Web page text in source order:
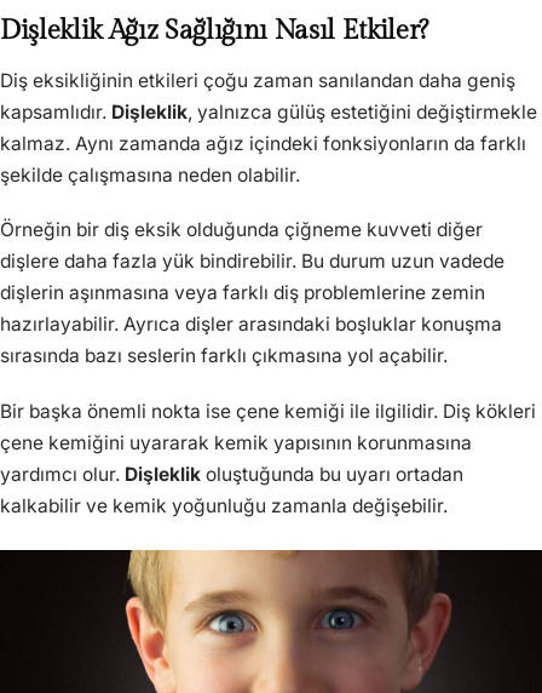
Dişleklik Ağız Sağlığını Nasıl Etkiler?
Diş eksikliğinin etkileri çoğu zaman sanılandan daha geniş
kapsamlıdır. Dişleklik, yalnızca gülüş estetiğini değiştirmekle
kalmaz. Aynı zamanda ağız içindeki fonksiyonların da farklı
şekilde çalışmasına neden olabilir.
Örneğin bir diş eksik olduğunda çiğneme kuvveti diğer
dişlere daha fazla yük bindirebilir. Bu durum uzun vadede
dişlerin aşınmasına veya farklı diş problemlerine zemin
hazırlayabilir. Ayrıca dişler arasındaki boşluklar konuşma
sırasında bazı seslerin farklı çıkmasına yol açabilir.
Bir başka önemli nokta ise çene kemiği ile ilgilidir. Diş kökleri
çene kemiğini uyararak kemik yapısının korunmasına
yardımcı olur. Dişleklik oluştuğunda bu uyarı ortadan
kalkabilir ve kemik yoğunluğu zamanla değişebilir.